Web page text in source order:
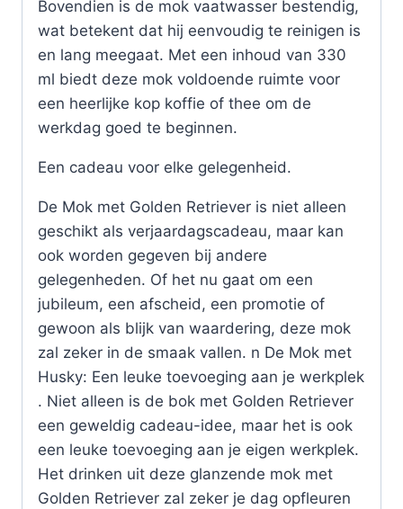
Bovendien is de mok vaatwasser bestendig,
wat betekent dat hij eenvoudig te reinigen is
en lang meegaat. Met een inhoud van 330
ml biedt deze mok voldoende ruimte voor
een heerlijke kop koffie of thee om de
werkdag goed te beginnen.
Een cadeau voor elke gelegenheid.
De Mok met Golden Retriever is niet alleen
geschikt als verjaardagscadeau, maar kan
ook worden gegeven bij andere
gelegenheden. Of het nu gaat om een
jubileum, een afscheid, een promotie of
gewoon als blijk van waardering, deze mok
zal zeker in de smaak vallen. n De Mok met
Husky: Een leuke toevoeging aan je werkplek
. Niet alleen is de bok met Golden Retriever
een geweldig cadeau-idee, maar het is ook
een leuke toevoeging aan je eigen werkplek.
Het drinken uit deze glanzende mok met
Golden Retriever zal zeker je dag opfleuren